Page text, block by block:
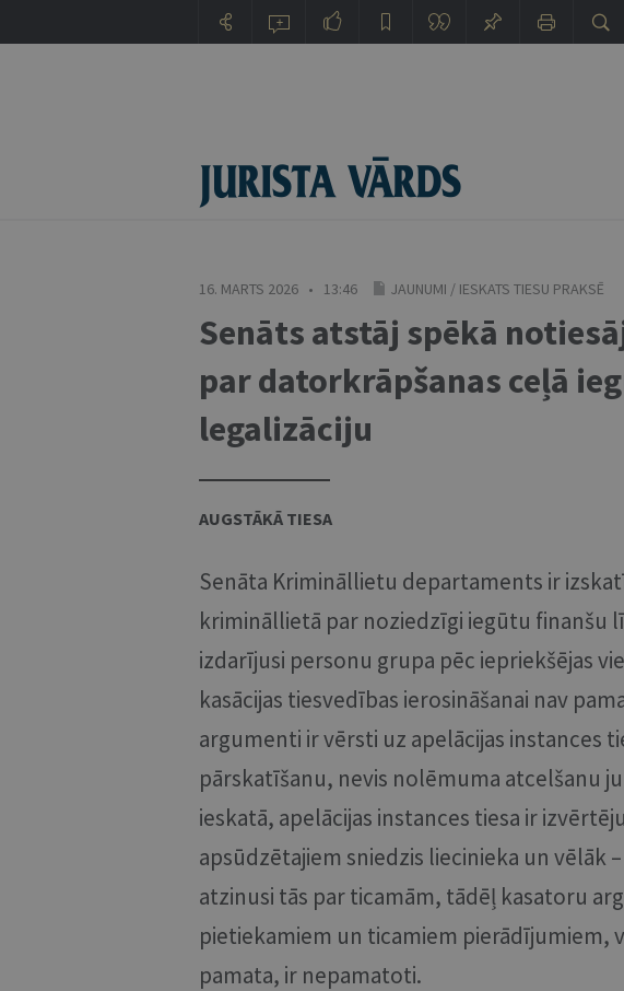
16. MARTS 2026 • 13:46 JAUNUMI / IESKATS TIESU PRAKSĒ
Senāts atstāj spēkā
par datorkrāpšanas ceļā
legalizāciju
AUGSTĀKĀ TIESA
Senāta Krimināllietu departaments ir
krimināllietā par noziedzīgi iegūtu finanšu
izdarījusi personu grupa pēc iepriekšējas
kasācijas tiesvedības ierosināšanai nav
argumenti ir vērsti uz apelācijas instances
pārskatīšanu, nevis nolēmuma atcelšanu
ieskatā, apelācijas instances tiesa ir
apsūdzētajiem sniedzis liecinieka un vēlāk
atzinusi tās par ticamām, tādēļ kasatoru
pietiekamiem un ticamiem pierādījumiem,
pamata, ir nepamatoti.